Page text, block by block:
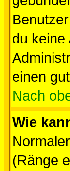
du keine
einen
Nach
Wie
(Ränge